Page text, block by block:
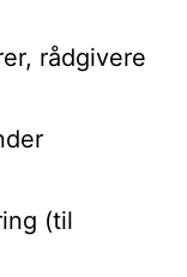
rådgivere
(til